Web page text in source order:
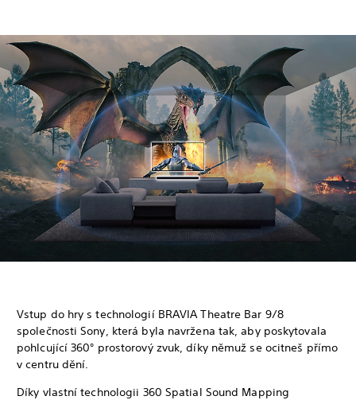
Vstup do hry s technologií BRAVIA Theatre Bar 9/8
společnosti Sony, která byla navržena tak, aby poskytovala
pohlcující 360° prostorový zvuk, díky němuž se ocitneš přímo
v centru dění.
Díky vlastní technologii 360 Spatial Sound Mapping